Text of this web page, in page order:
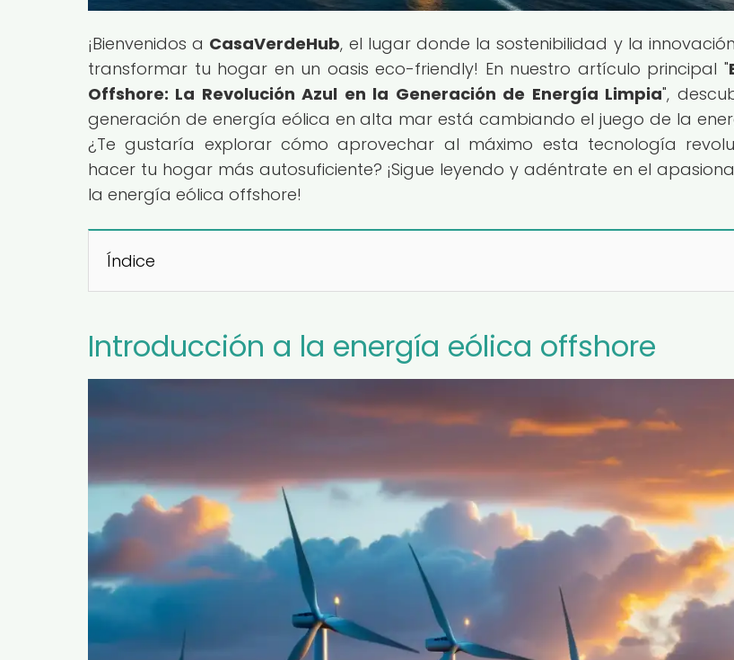
¡Bienvenidos a CasaVerdeHub, el lugar donde la sostenibilidad y la
transformar tu hogar en un oasis eco-friendly! En nuestro artículo principal "
Offshore: La Revolución Azul en la Generación de Energía Limpia",
generación de energía eólica en alta mar está cambiando el juego de la
¿Te gustaría explorar cómo aprovechar al máximo esta tecnología
hacer tu hogar más autosuficiente? ¡Sigue leyendo y adéntrate en el
la energía eólica offshore!
Índice
Introducción a la energía eólica offshore